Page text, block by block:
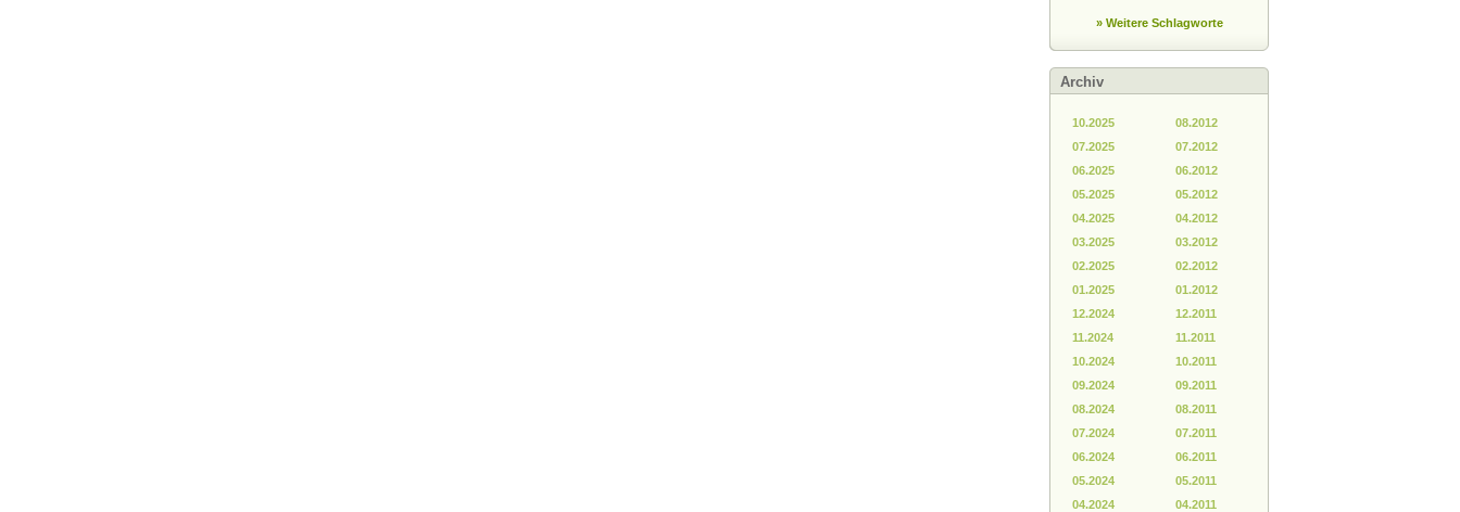
» Weitere Schlagworte
Archiv
10.2025
07.2025
06.2025
05.2025
04.2025
03.2025
02.2025
01.2025
12.2024
11.2024
10.2024
09.2024
08.2024
07.2024
06.2024
05.2024
04.2024
08.2012
07.2012
06.2012
05.2012
04.2012
03.2012
02.2012
01.2012
12.2011
11.2011
10.2011
09.2011
08.2011
07.2011
06.2011
05.2011
04.2011